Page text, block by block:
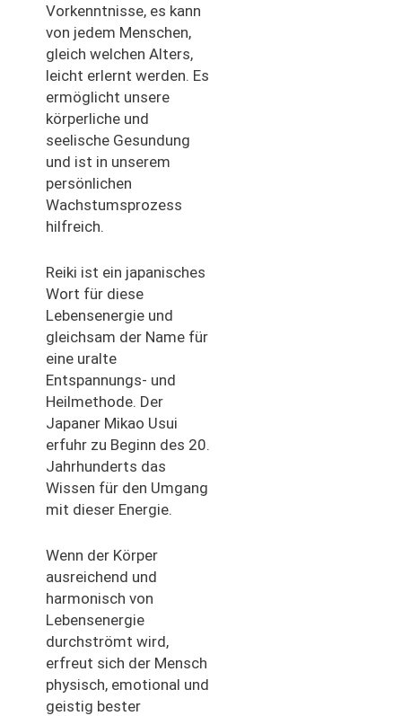
Vorkenntnisse, es kann
von jedem Menschen,
gleich welchen Alters,
leicht erlernt werden. Es
ermöglicht unsere
körperliche und
seelische Gesundung
und ist in unserem
persönlichen
Wachstumsprozess
hilfreich.
Reiki ist ein japanisches
Wort für diese
Lebensenergie und
gleichsam der Name für
eine uralte
Entspannungs- und
Heilmethode. Der
Japaner Mikao Usui
erfuhr zu Beginn des 20.
Jahrhunderts das
Wissen für den Umgang
mit dieser Energie.
Wenn der Körper
ausreichend und
harmonisch von
Lebensenergie
durchströmt wird,
erfreut sich der Mensch
physisch, emotional und
geistig bester